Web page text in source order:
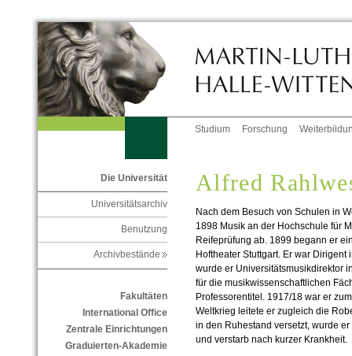
Studium Forschung
Die Universität
Universitätsarchiv
Benutzung
Archivbestände
Fakultäten
International Office
Zentrale Einrichtungen
Graduierten-Akademie
Alfred
Nach dem Besuch von Schulen in
1898 Musik an der Hochschule für
Reifeprüfung ab. 1899 begann er
Hoftheater Stuttgart. Er war
wurde er Universitätsmusikdirektor
für die musikwissenschaftlichen
Professorentitel. 1917/18 war er
Weltkrieg leitete er zugleich die
in den Ruhestand versetzt, wurde
und verstarb nach kurzer Krankheit.